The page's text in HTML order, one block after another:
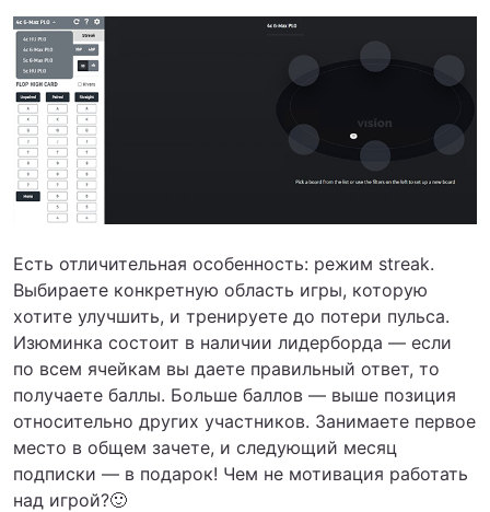
Есть отличительная особенность: режим streak.
Выбираете конкретную область игры, которую
хотите улучшить, и тренируете до потери пульса.
Изюминка состоит в наличии лидерборда — если
по всем ячейкам вы даете правильный ответ, то
получаете баллы. Больше баллов — выше позиция
относительно других участников. Занимаете первое
место в общем зачете, и следующий месяц
подписки — в подарок! Чем не мотивация работать
над игрой?🙂